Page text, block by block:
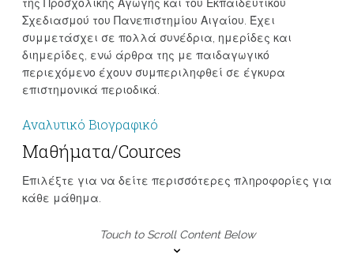
της Προσχολικής Αγωγής και του Εκπαιδευτικού
Σχεδιασμού του Πανεπιστημίου Αιγαίου. Έχει
συμμετάσχει σε πολλά συνέδρια, ημερίδες και
διημερίδες, ενώ άρθρα της με παιδαγωγικό
περιεχόμενο έχουν συμπεριληφθεί σε έγκυρα
επιστημονικά περιοδικά.
Αναλυτικό Βιογραφικό
Μαθήματα/Cources
Επιλέξτε για να δείτε περισσότερες πληροφορίες για
κάθε μάθημα.
Touch to Scroll Content Below